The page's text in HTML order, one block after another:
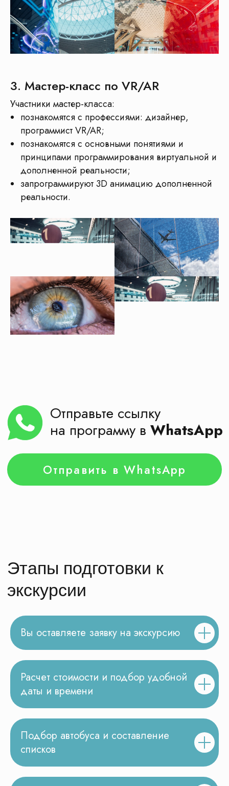
3. Мастер-класс по VR/AR
Участники мастер-класса:
познакомятся с профессиями: дизайнер,
программист VR/AR;
познакомятся с основными понятиями и
принципами программирования виртуальной и
дополненной реальности;
запрограммируют 3D анимацию дополненной
реальности.
Вы оставляете заявку на экскурсию
Расчет стоимости и подбор удобной
даты и времени
Подбор автобуса и составление
списков
Транспорт
+ проживание, если поездка от 2х дней
Чтобыорганизвать
экскурсиюнужно
объединитьминимум
4 организации
Музеи
Гиды Кафе
Бесплатная консультация
!
Получить бесплатную консультацию
Честные ответы на
ваши вопросы